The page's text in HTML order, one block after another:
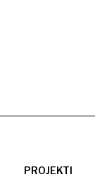
PROJEKTI